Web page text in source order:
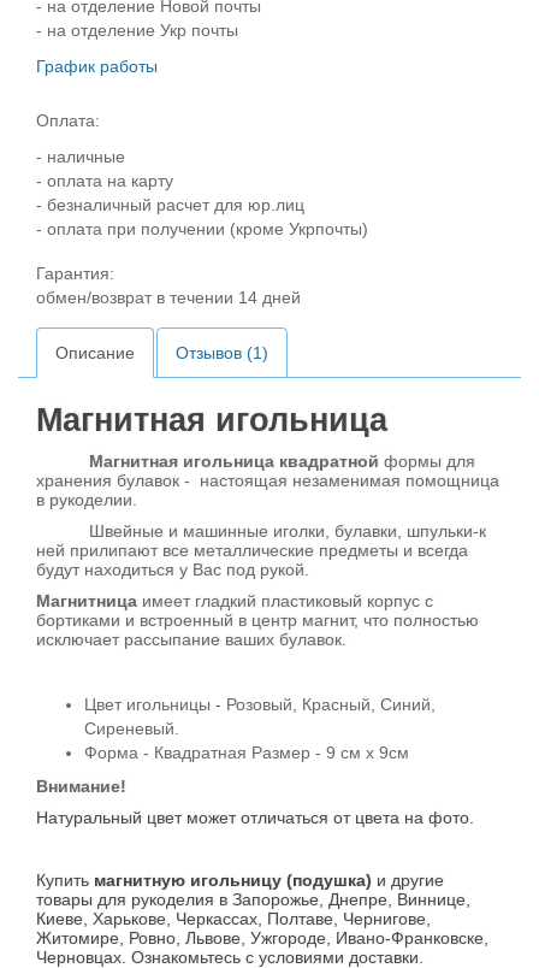
- на отделение Новой почты
- на отделение Укр почты
График работы
Оплата:
- наличные
- оплата на карту
- безналичный расчет для юр.лиц
- оплата при получении (кроме Укрпочты)
Гарантия:
обмен/возврат в течении 14 дней
Описание Отзывов (1)
Магнитная игольница
Магнитная игольница квадратной формы для
хранения булавок - настоящая незаменимая помощница
в рукоделии.
Швейные и машинные иголки, булавки, шпульки-к
ней прилипают все металлические предметы и всегда
будут находиться у Вас под рукой.
Магнитница имеет гладкий пластиковый корпус с
бортиками и встроенный в центр магнит, что полностью
исключает рассыпание ваших булавок.
Цвет игольницы - Розовый, Красный, Синий,
Сиреневый.
Форма - Квадратная Размер - 9 см х 9см
Внимание!
Натуральный цвет может отличаться от цвета на фото.
Купить магнитную игольницу (подушка) и другие
товары для рукоделия в Запорожье, Днепре, Виннице,
Киеве, Харькове, Черкассах, Полтаве, Чернигове,
Житомире, Ровно, Львове, Ужгороде, Ивано-Франковске,
Черновцах. Ознакомьтесь с условиями доставки.